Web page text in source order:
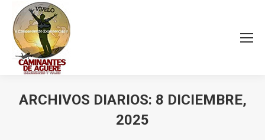
ARCHIVOS DIARIOS: 8 DICIEMBRE,
2025